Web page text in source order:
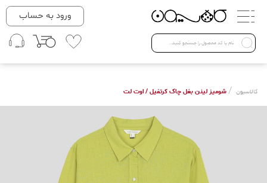
دسته بندی ها
Open submenu ( لباس زنانه )
لباس زنانه
لباس مردانه
ورود به حساب
کالاسیون / شومیز لینن بغل چاک کرتفیل / اوت لت